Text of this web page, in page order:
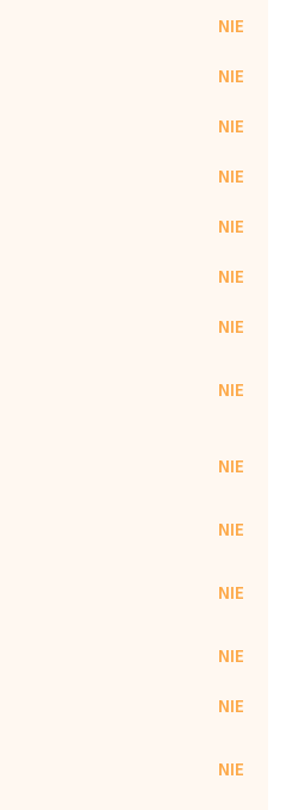
NIE
NIE
NIE
NIE
NIE
NIE
NIE
NIE
NIE
NIE
NIE
NIE
NIE
NIE